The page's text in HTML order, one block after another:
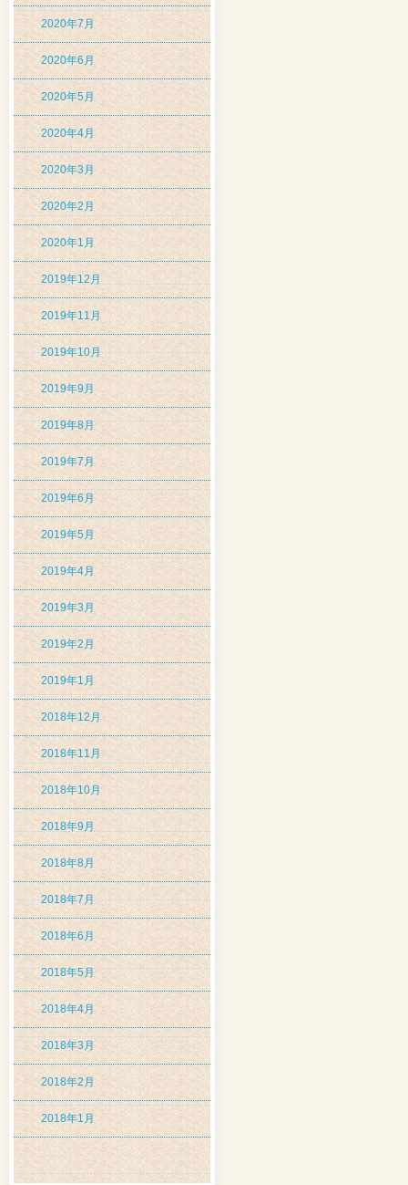
2020年7月
2020年6月
2020年5月
2020年4月
2020年3月
2020年2月
2020年1月
2019年12月
2019年11月
2019年10月
2019年9月
2019年8月
2019年7月
2019年6月
2019年5月
2019年4月
2019年3月
2019年2月
2019年1月
2018年12月
2018年11月
2018年10月
2018年9月
2018年8月
2018年7月
2018年6月
2018年5月
2018年4月
2018年3月
2018年2月
2018年1月